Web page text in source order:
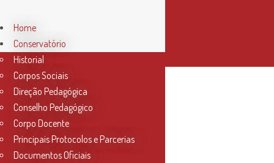
Home
Conservatório
Historial
Corpos Sociais
Direção Pedagógica
Conselho Pedagógico
Corpo Docente
Principais Protocolos e Parcerias
Documentos Oficiais